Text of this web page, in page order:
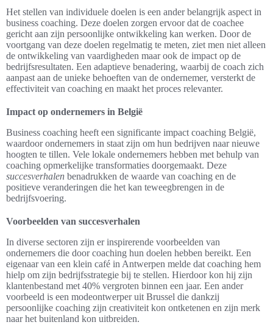
Het stellen van individuele doelen is een ander belangrijk aspect in
business coaching. Deze doelen zorgen ervoor dat de coachee
gericht aan zijn persoonlijke ontwikkeling kan werken. Door de
voortgang van deze doelen regelmatig te meten, ziet men niet alleen
de ontwikkeling van vaardigheden maar ook de impact op de
bedrijfsresultaten. Een adaptieve benadering, waarbij de coach zich
aanpast aan de unieke behoeften van de ondernemer, versterkt de
effectiviteit van coaching en maakt het proces relevanter.
Impact op ondernemers in België
Business coaching heeft een significante impact coaching België,
waardoor ondernemers in staat zijn om hun bedrijven naar nieuwe
hoogten te tillen. Vele lokale ondernemers hebben met behulp van
coaching opmerkelijke transformaties doorgemaakt. Deze
succesverhalen benadrukken de waarde van coaching en de
positieve veranderingen die het kan teweegbrengen in de
bedrijfsvoering.
Voorbeelden van succesverhalen
In diverse sectoren zijn er inspirerende voorbeelden van
ondernemers die door coaching hun doelen hebben bereikt. Een
eigenaar van een klein café in Antwerpen melde dat coaching hem
hielp om zijn bedrijfsstrategie bij te stellen. Hierdoor kon hij zijn
klantenbestand met 40% vergroten binnen een jaar. Een ander
voorbeeld is een modeontwerper uit Brussel die dankzij
persoonlijke coaching zijn creativiteit kon ontketenen en zijn merk
naar het buitenland kon uitbreiden.